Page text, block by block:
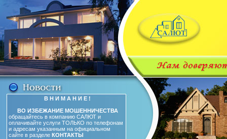
В Н И М А Н И Е !
ВО ИЗБЕЖАНИЕ МОШЕННИЧЕСТВА
обращайтесь в компанию САЛЮТ и
оплачивайте услуги ТОЛЬКО по телефонам
и адресам указанным на официальном
сайте в разделе КОНТАКТЫ